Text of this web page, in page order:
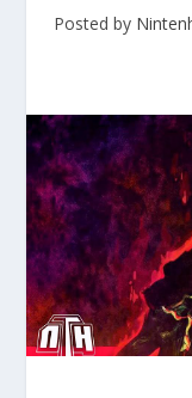
Posted by